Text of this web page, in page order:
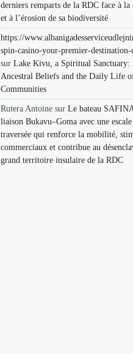
derniers remparts de la RDC face à
et à l’érosion de sa biodiversité
https://
spin-casino-your-premier-
sur Lake Kivu, a Spiritual Sanctuary:
Ancestral Beliefs and the Daily Life
Communities
Rutera Antoine sur Le bateau
liaison Bukavu–Goma avec une
traversée qui renforce la mobilité,
commerciaux et contribue au
grand territoire insulaire de la RDC